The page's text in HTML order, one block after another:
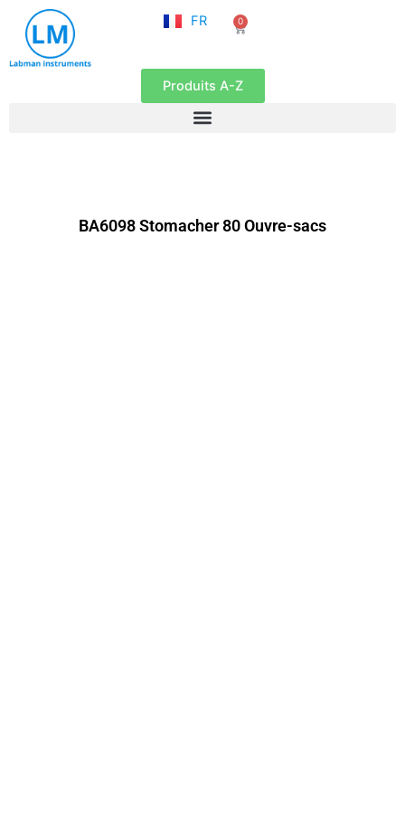
contenu
FR
EN
0
Panier
Produits A-Z
BA6098 Stomacher 80 Ouvre-sacs